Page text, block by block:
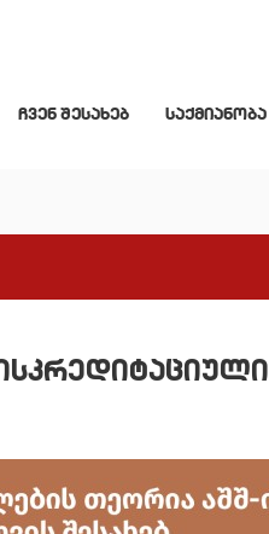
ჩვენ შესახებ საქმიანობა